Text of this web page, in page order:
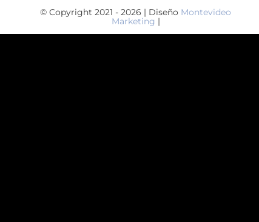
© Copyright 2021 - 2026 | Diseño Montevideo
Marketing |